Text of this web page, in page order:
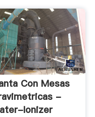
Con Mesas
-
Ionizer